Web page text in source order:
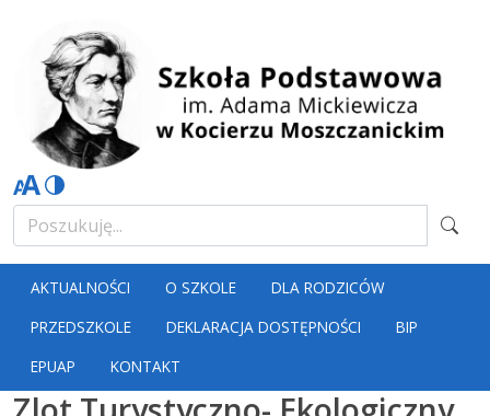
AKTUALNOŚCI O SZKOLE
DLA RODZICÓW
PRZEDSZKOLE
DEKLARACJA DOSTĘPNOŚCI
BIP
EPUAP
KONTAKT